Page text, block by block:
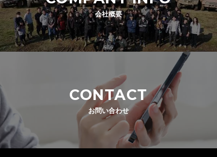
会社概要
CONTACT
お問い合わせ